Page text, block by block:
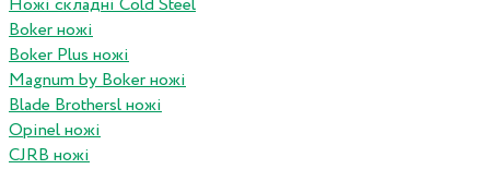
Ножі складні Cold Steel
Boker ножі
Boker Plus ножі
Magnum by Boker ножі
Blade Brothersl ножі
Opinel ножі
CJRB ножі